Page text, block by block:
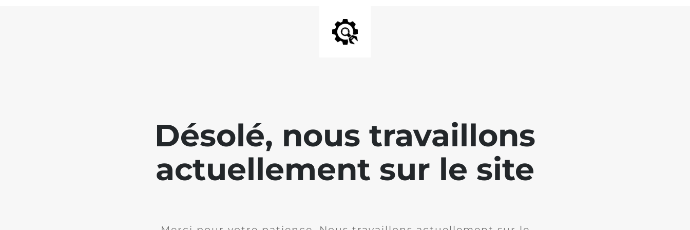
Désolé, nous travaillons
actuellement sur le site